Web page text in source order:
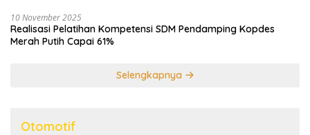
10 November 2025
Realisasi Pelatihan Kompetensi SDM Pendamping Kopdes
Merah Putih Capai 61%
Selengkapnya
Otomotif